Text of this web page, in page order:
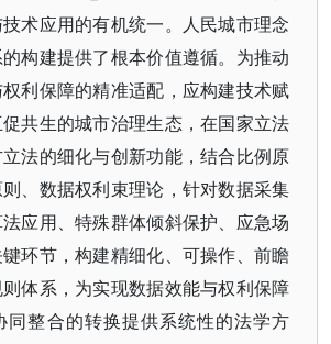
术应用的有机统一。人民城市理念
构建提供了根本价值遵循。为推动
利保障的精准适配，应构建技术赋
共生的城市治理生态，在国家立法
法的细化与创新功能，结合比例原
、数据权利束理论，针对数据采集
应用、特殊群体倾斜保护、应急场
环节，构建精细化、可操作、前瞻
体系，为实现数据效能与权利保障
同整合的转换提供系统性的法学方